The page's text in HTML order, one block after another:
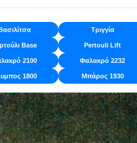
Τριγγία
Base Pertouli Lift
2100 Φαλακρό 2232
1800 Μπάρος 1930